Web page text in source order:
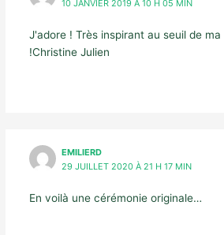
10 JANVIER 2019 À 10 H 05 MIN
J'adore ! Très inspirant au seuil de
!Christine Julien
EMILIERD
29 JUILLET 2020 À 21 H 17 MIN
En voilà une cérémonie originale…